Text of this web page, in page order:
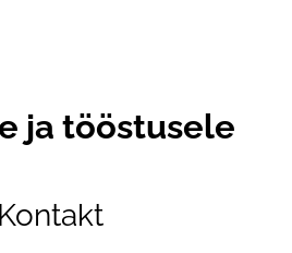
ja tööstusele
Kontakt